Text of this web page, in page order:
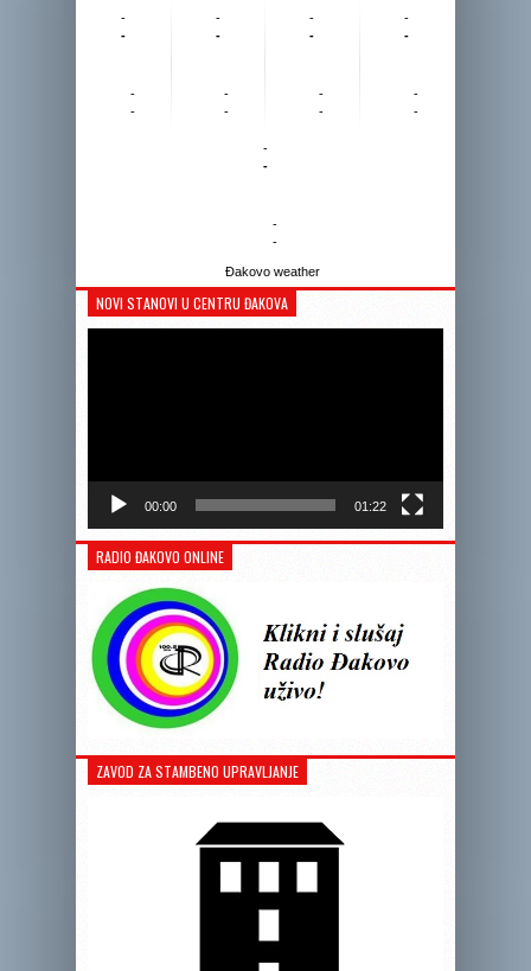
-
-
-
-
-
-
-
-
-
-
-
-
-
-
-
-
-
-
-
-
Đakovo weather
NOVI STANOVI U CENTRU ĐAKOVA
00:00 01:22
RADIO ĐAKOVO ONLINE
ZAVOD ZA STAMBENO UPRAVLJANJE